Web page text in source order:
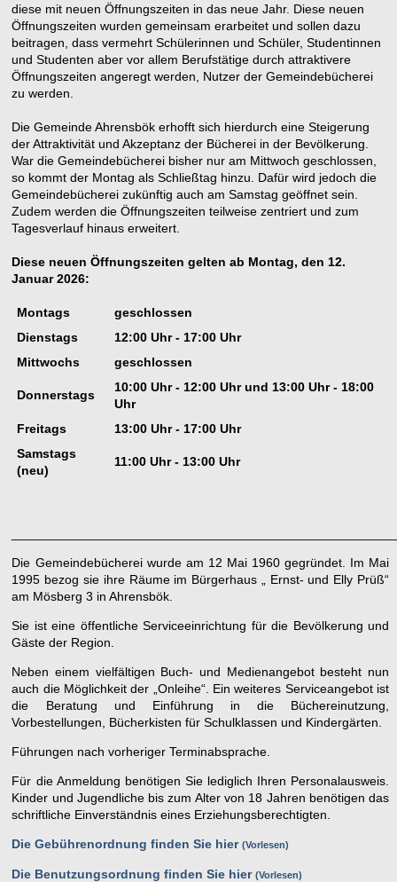
diese mit neuen Öffnungszeiten in das neue Jahr. Diese neuen
Öffnungszeiten wurden gemeinsam erarbeitet und sollen dazu
beitragen, dass vermehrt Schülerinnen und Schüler, Studentinnen
und Studenten aber vor allem Berufstätige durch attraktivere
Öffnungszeiten angeregt werden, Nutzer der Gemeindebücherei
zu werden.
Die Gemeinde Ahrensbök erhofft sich hierdurch eine Steigerung
der Attraktivität und Akzeptanz der Bücherei in der Bevölkerung.
War die Gemeindebücherei bisher nur am Mittwoch geschlossen,
so kommt der Montag als Schließtag hinzu. Dafür wird jedoch die
Gemeindebücherei zukünftig auch am Samstag geöffnet sein.
Zudem werden die Öffnungszeiten teilweise zentriert und zum
Tagesverlauf hinaus erweitert.
Diese neuen Öffnungszeiten gelten ab Montag, den 12.
Januar 2026:
Montags
geschlossen
Dienstags
12:00 Uhr - 17:00 Uhr
Mittwochs
geschlossen
Donnerstags
10:00 Uhr - 12:00 Uhr und 13:00 Uhr - 18:00
Uhr
Freitags
13:00 Uhr - 17:00 Uhr
Samstags
(neu)
11:00 Uhr - 13:00 Uhr
Die Gemeindebücherei wurde am 12 Mai 1960 gegründet. Im Mai
1995 bezog sie ihre Räume im Bürgerhaus „ Ernst- und Elly Prüß“
am Mösberg 3 in Ahrensbök.
Sie ist eine öffentliche Serviceeinrichtung für die Bevölkerung und
Gäste der Region.
Neben einem vielfältigen Buch- und Medienangebot besteht nun
auch die Möglichkeit der „Onleihe“. Ein weiteres Serviceangebot ist
die Beratung und Einführung in die Büchereinutzung,
Vorbestellungen, Bücherkisten für Schulklassen und Kindergärten.
Führungen nach vorheriger Terminabsprache.
Für die Anmeldung benötigen Sie lediglich Ihren Personalausweis.
Kinder und Jugendliche bis zum Alter von 18 Jahren benötigen das
schriftliche Einverständnis eines Erziehungsberechtigten.
Die Gebührenordnung finden Sie hier Vorlesen
Die Benutzungsordnung finden Sie hier Vorlesen